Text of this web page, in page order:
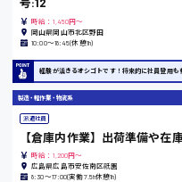
大竹市
三次市
号:12
時給：1,450円～
岡山県岡山市北区野田
10:00～18:45(休憩1h)
経験が活きるオシゴトです！将来的に社員登用も
製造・軽作業・物流系
派遣社員
【倉庫内作業】出荷準備や在
時給：1,200円～
広島県広島市安佐南区祇園
8:30〜17:00(実働7.5h休憩1h)